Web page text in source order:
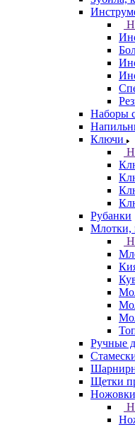
Наборы
Ключи
Рубанки
Млотки,
Ручные
Щетки